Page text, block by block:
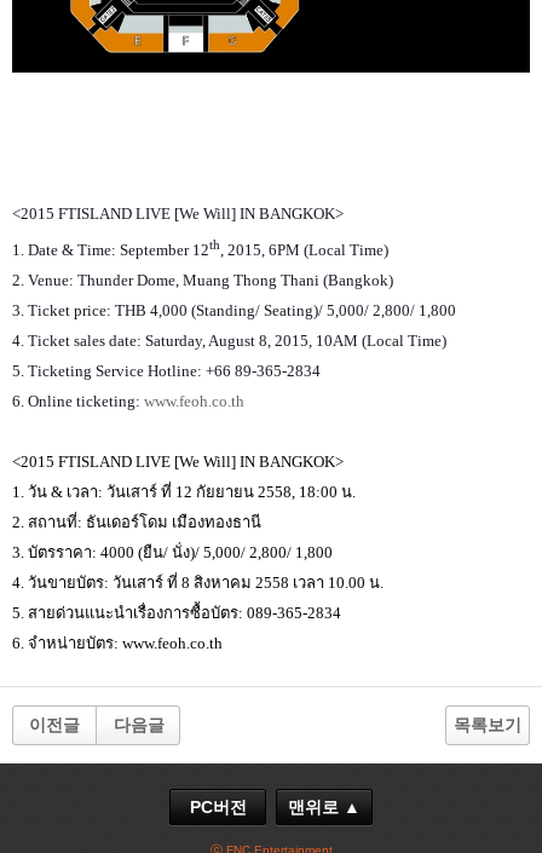
<2015 FTISLAND LIVE [We Will] IN BANGKOK>
1. Date & Time: September 12th , 2015, 6PM (Local Time)
2. Venue: Thunder Dome, Muang Thong Thani (Bangkok)
3. Ticket price: THB 4,000 (Standing/ Seating)/ 5,000/ 2,800/ 1,800
4. Ticket sales date: Saturday, August 8, 2015, 10AM (Local Time)
5. Ticketing Service Hotline: +66 89-365-2834
6. Online ticketing: www.feoh.co.th
<2015 FTISLAND LIVE [We Will] IN BANGKOK>
1. วัน & เวลา: วันเสาร์ ที่ 12 กัยยายน 2558, 18:00 น
2. สถานที่: ธันเดอร์โดม เมืองทองธานี
3. บัตรราคา: 4000 (ยืน/ นั่ง)/ 5,000/ 2,800/ 1,800
4. วันขายบัตร: วันเสาร์ ที่ 8 สิงหาคม 2558 เวลา 10.00 น
5. สายด่วนแนะนำเรื่องการซื้อบัตร: 089-365-2834
6. จำหน่ายบัตร: www.feoh.co.th
이전글 다음글 목록보기
PC버전 맨위로 ▲
ⓒ FNC Entertainment